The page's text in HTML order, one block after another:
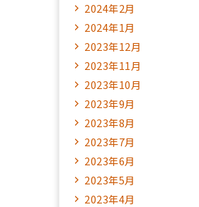
2024年2月
2024年1月
2023年12月
2023年11月
2023年10月
2023年9月
2023年8月
2023年7月
2023年6月
2023年5月
2023年4月